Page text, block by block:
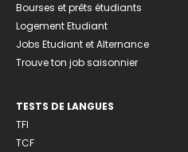
Bourses et prêts étudiants
Logement Etudiant
Jobs Etudiant et Alternance
Trouve ton job saisonnier
TESTS DE LANGUES
TFI
TCF